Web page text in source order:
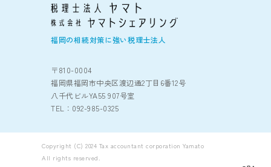
福岡の相続対策に強い税理士法人
〒810-0004
福岡県福岡市中央区渡辺通2丁目6番12号
八千代ビルYA55 907号室
TEL：092-985-0325
Copyright (C) 2024 Tax accountant corporation Yamato
All rights reserved.